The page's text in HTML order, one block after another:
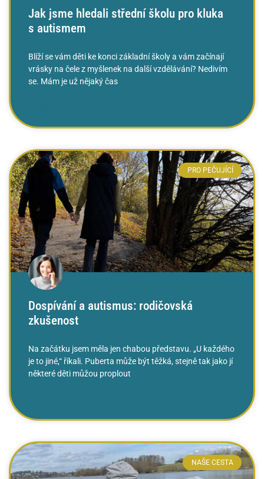
Jak jsme hledali střední školu pro kluka
s autismem
Blíží se vám děti ke konci základní školy a vám začínají
vrásky na čele z myšlenek na další vzdělávání? Nedivím
se. Mám je už nějaký čas
PRO PEČUJÍCÍ
Dospívání a autismus: rodičovská
zkušenost
Na začátku jsem měla jen chabou představu. „U každého
je to jiné,“ říkali. Puberta může být těžká, stejně tak jako jí
některé děti můžou proplout
NAŠE CESTA